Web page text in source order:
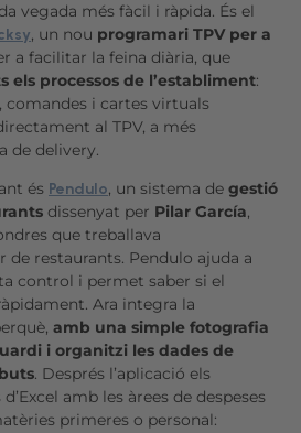
vegada més fàcil i ràpida. És el
, un nou programari TPV per a
a facilitar la feina diària, que
els processos de l’establiment:
comandes i cartes virtuals
al TPV, a més
de delivery.
és Pendulo, un sistema de gestió
dissenyat per Pilar García,
que treballava
restaurants. Pendulo ajuda a
control i permet saber si el
Ara integra la
amb una simple fotografia
i organitzi les dades de
. Després l’aplicació els
amb les àrees de despeses
primeres o personal: